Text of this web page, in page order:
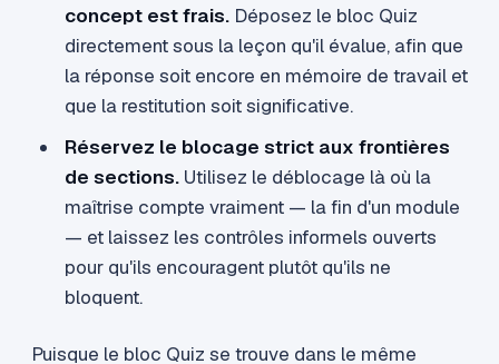
concept est frais. Déposez le bloc Quiz
directement sous la leçon qu'il évalue, afin que
la réponse soit encore en mémoire de travail et
que la restitution soit significative.
Réservez le blocage strict aux frontières
de sections. Utilisez le déblocage là où la
maîtrise compte vraiment — la fin d'un module
— et laissez les contrôles informels ouverts
pour qu'ils encouragent plutôt qu'ils ne
bloquent.
Puisque le bloc Quiz se trouve dans le même